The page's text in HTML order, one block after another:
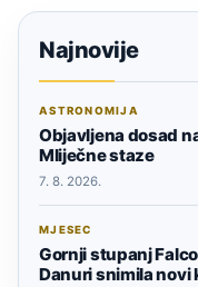
Najnovije
ASTRONOMIJA
Objavljena dosad
Mliječne staze
7. 8. 2026.
MJESEC
Gornji stupanj
Danuri snimila novi